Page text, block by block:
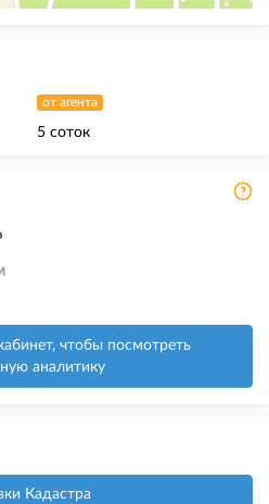
от агента
5 соток
чтобы посмотреть
аналитику
Кадастра